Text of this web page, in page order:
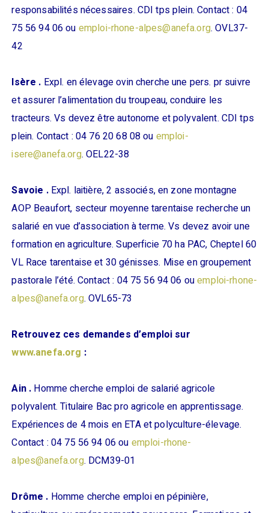
responsabilités nécessaires. CDI tps plein. Contact : 04
75 56 94 06 ou emploi-rhone-alpes@anefa.org. OVL37-
42
Isère . Expl. en élevage ovin cherche une pers. pr suivre
et assurer l’alimentation du troupeau, conduire les
tracteurs. Vs devez être autonome et polyvalent. CDI tps
plein. Contact : 04 76 20 68 08 ou emploi-
isere@anefa.org. OEL22-38
Savoie .Expl. laitière, 2 associés, en zone montagne
AOP Beaufort, secteur moyenne tarentaise recherche un
salarié en vue d’association à terme. Vs devez avoir une
formation en agriculture. Superficie 70 ha PAC, Cheptel 60
VL Race tarentaise et 30 génisses. Mise en groupement
pastorale l’été. Contact : 04 75 56 94 06 ouemploi-rhone-
alpes@anefa.org. OVL65-73
Retrouvez ces demandes d’emploi sur
www.anefa.org :
Ain . Homme cherche emploi de salarié agricole
polyvalent. Titulaire Bac pro agricole en apprentissage.
Expériences de 4 mois en ETA et polyculture-élevage.
Contact : 04 75 56 94 06 ou emploi-rhone-
alpes@anefa.org. DCM39-01
Drôme . Homme cherche emploi en pépinière,